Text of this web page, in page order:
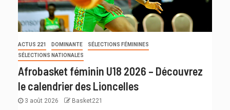
ACTUS 221 DOMINANTE
SÉLECTIONS FÉMININES
SÉLECTIONS NATIONALES
Afrobasket féminin U18 2026 – Découvrez
le calendrier des Lioncelles
3 août 2026 Basket221